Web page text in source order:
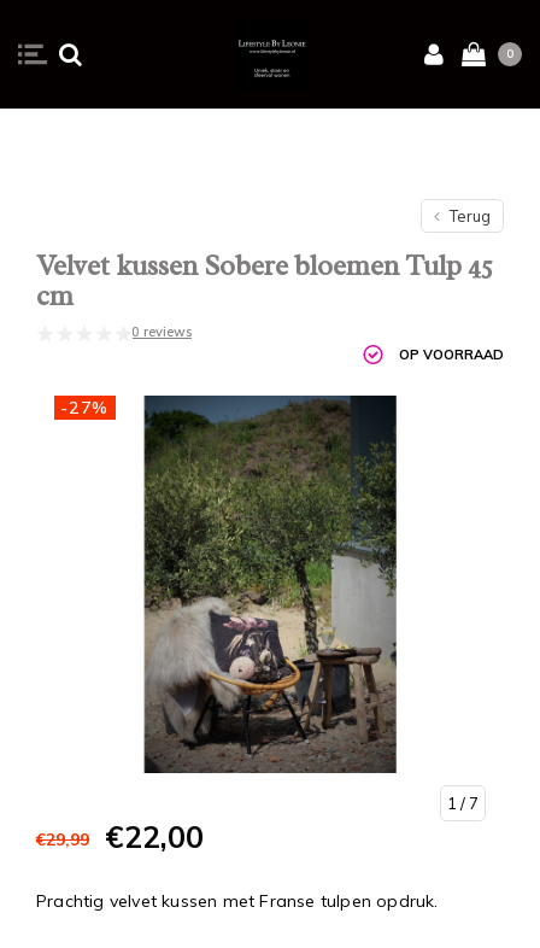
0
Terug
Velvet kussen Sobere bloemen Tulp 45
cm
0 reviews
OP VOORRAAD
-27%
1 / 7
€29,99 €22,00
Prachtig velvet kussen met Franse tulpen opdruk.